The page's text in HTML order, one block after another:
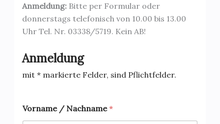
Anmeldung:Bitte per Formular oder
donnerstags telefonisch von 10.00 bis 13.00
Uhr Tel. Nr. 03338/5719. Kein AB!
Anmeldung
mit * markierte Felder, sind Pflichtfelder.
Vorname / Nachname*